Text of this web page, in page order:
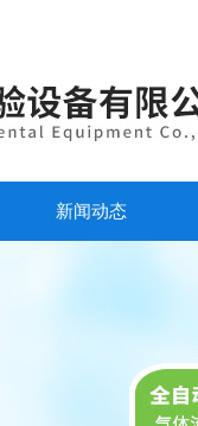
新闻动态